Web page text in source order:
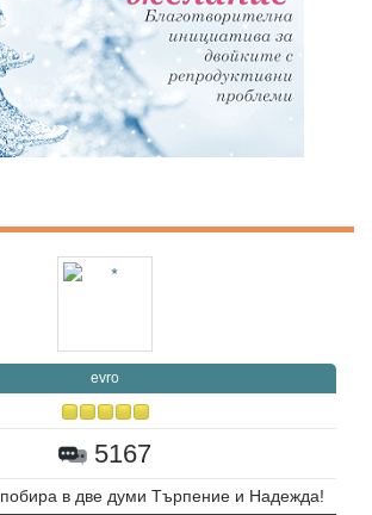
evro
5167
в две думи Търпение и Надежда!